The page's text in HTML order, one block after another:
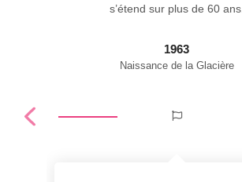
s’étend sur plus de 60 ans.
1963
Naissance de la Glacière